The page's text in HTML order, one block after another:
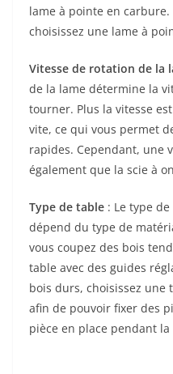
lame à pointe en
choisissez une lame à
Vitesse de rotation de la
de la lame détermine la
tourner. Plus la vitesse
vite, ce qui vous permet
rapides. Cependant, une
également que la scie à
Type de table : Le type
dépend du type de
vous coupez des bois
table avec des guides
bois durs, choisissez une
afin de pouvoir fixer des
pièce en place pendant la